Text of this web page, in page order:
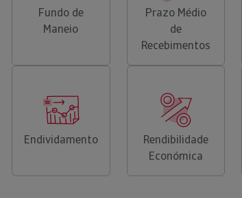
Fundo de
Maneio
Prazo Médio
de
Recebimentos
Endividamento
Rendibilidade
Económica